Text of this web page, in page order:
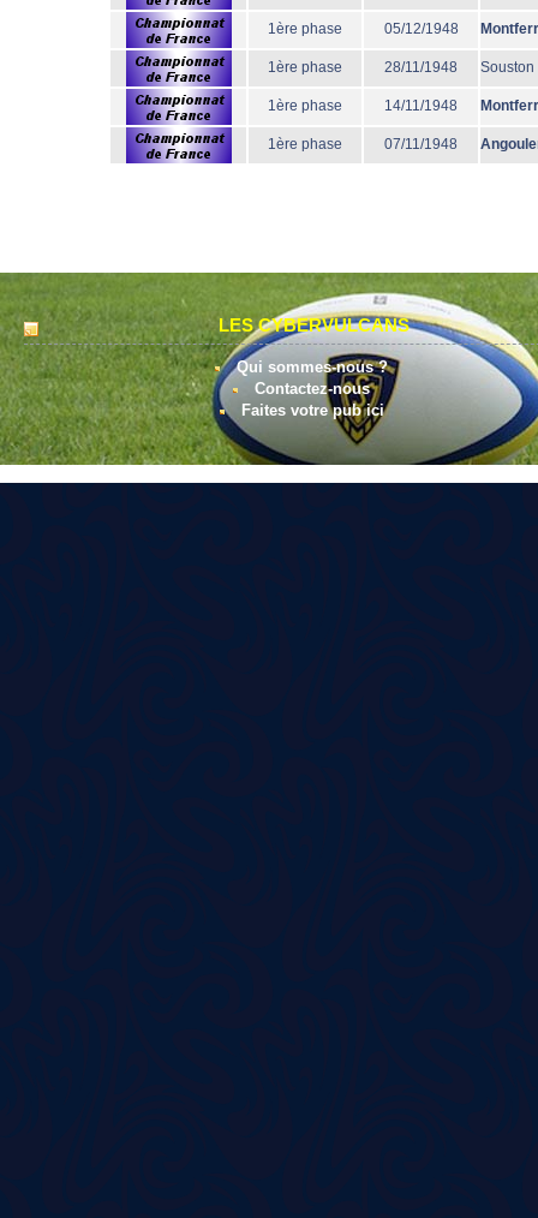
1ère phase 05/12/1948
1ère phase 28/11/1948 Souston
1ère phase 14/11/1948
1ère phase 07/11/1948
LES CYBERVULCANS
Qui sommes-nous ?
Contactez-nous
Faites votre pub ici